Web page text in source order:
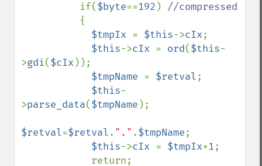
          if(
$byte==192 ) //compressed
{
$tmpIx = $this->cIx;
$this->cIx = ord($this-
>gdi($cIx ));
$tmpName = $retval;
$this-
>parse_data($tmpName );
$retval=$retval. "." .$tmpName;
$this->cIx = $tmpIx+1;